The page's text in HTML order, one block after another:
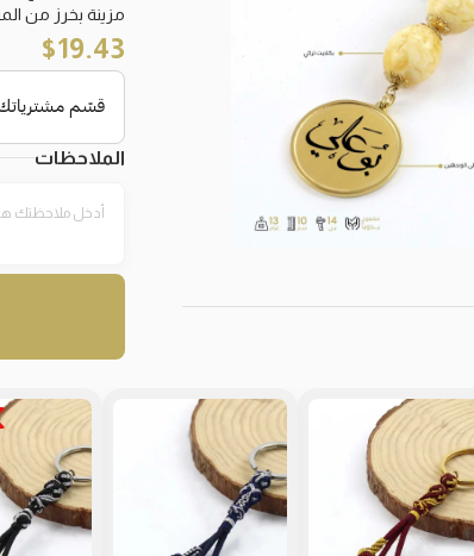
مزينة بخرز من
19.43
$
الملاحظات